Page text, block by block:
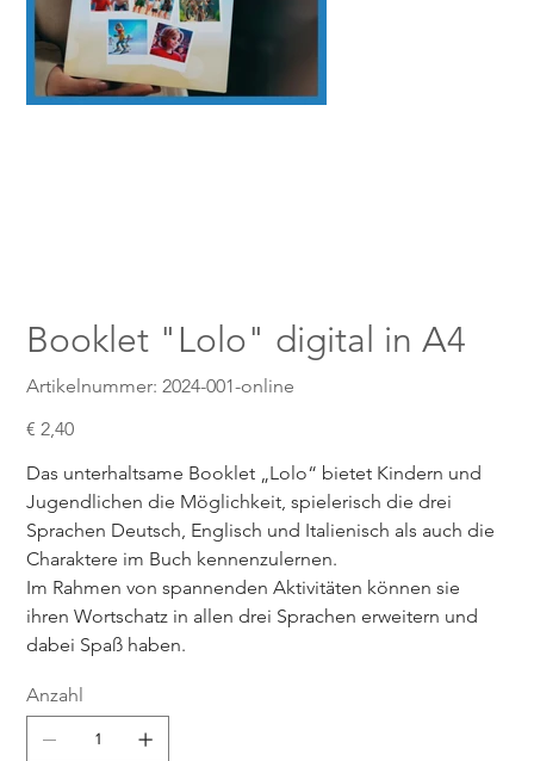
Booklet "Lolo" digital in A4
Artikelnummer: Artikelnummer:
2024-
2024-001-online
Preis
€ 2,40
Das unterhaltsame Booklet „Lolo“ bietet Kindern und
Jugendlichen die Möglichkeit, spielerisch die drei
Sprachen Deutsch, Englisch und Italienisch als auch die
Charaktere im Buch kennenzulernen.
Im Rahmen von spannenden Aktivitäten können sie
ihren Wortschatz in allen drei Sprachen erweitern und
dabei Spaß haben.
Anzahl